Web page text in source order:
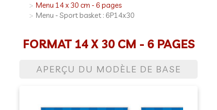
Menu 14 x 30 cm - 6 pages
Menu - Sport basket : 6P14x30
FORMAT 14 X 30 CM - 6 PAGES
APERÇU DU MODÈLE DE BASE